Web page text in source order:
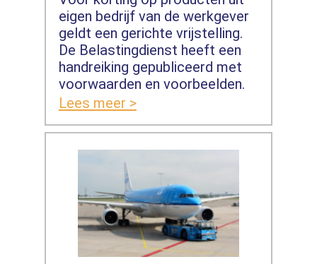
eigen bedrijf van de werkgever
geldt een gerichte vrijstelling.
De Belastingdienst heeft een
handreiking gepubliceerd met
voorwaarden en voorbeelden.
Lees meer >